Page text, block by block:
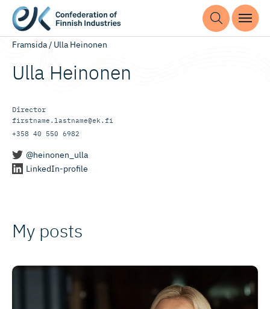
Framsida/ Ulla Heinonen
Ulla Heinonen
Director
firstname.lastname@ek.fi
+358 40 550 6982
@heinonen_ulla
LinkedIn-profile
My posts